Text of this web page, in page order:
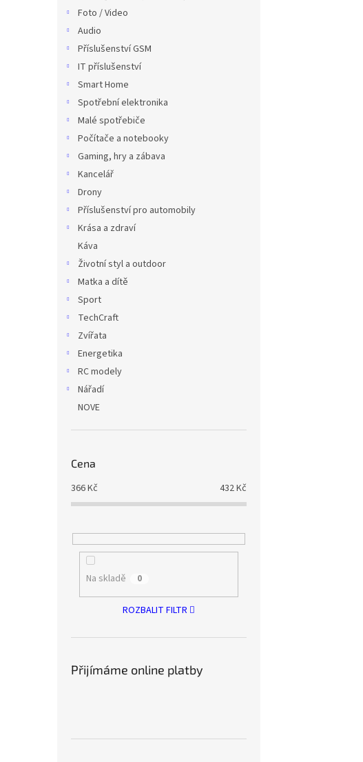
Foto / Video
Audio
Příslušenství GSM
IT příslušenství
Smart Home
Spotřební elektronika
Malé spotřebiče
Počítače a notebooky
Gaming, hry a zábava
Kancelář
Drony
Příslušenství pro automobily
Krása a zdraví
Káva
Životní styl a outdoor
Matka a dítě
Sport
TechCraft
Zvířata
Energetika
RC modely
Nářadí
NOVE
Cena
366Kč 432Kč
Na skladě 0
ROZBALIT FILTR
Přijímáme online platby